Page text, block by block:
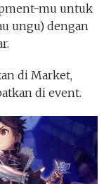
mu untuk
ungu) dengan
di Market,
di event.